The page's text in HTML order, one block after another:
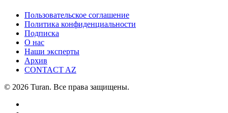
Пользовательское соглашение
Политика конфиденциальности
Подписка
О нас
Наши эксперты
Архив
CONTACT AZ
© 2026 Turan. Все права защищены.